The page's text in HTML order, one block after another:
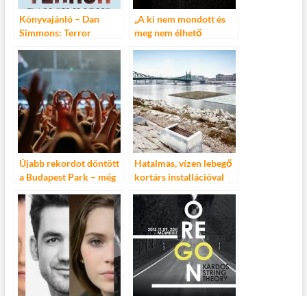
Könyvajánló – Dan
Simmons: Terror
„A ki nem mondott és
meg nem élhető
Bernarda Alba háza a
Spirit Színházban
Újabb rekordot döntött
a Budapest Park – még
fordultak meg egy
évadban a
szórakozóhelyen
Hatalmas, vízen lebegő
kortárs installációval